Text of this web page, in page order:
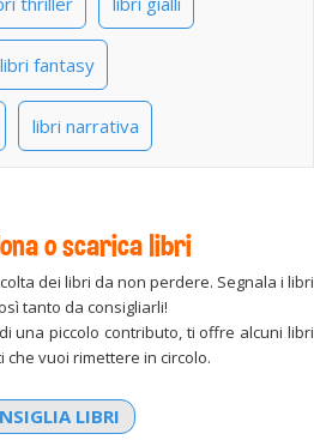
libri fantasy
libri narrativa
o scarica libri
dei libri da non perdere. Segnala i libri
tanto da consigliarli!
una piccolo contributo, ti offre alcuni libri
vuoi rimettere in circolo.
LIBRI